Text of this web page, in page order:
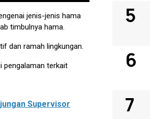
jenis-jenis hama
timbulnya hama.
dan ramah lingkungan.
pengalaman terkait
Supervisor